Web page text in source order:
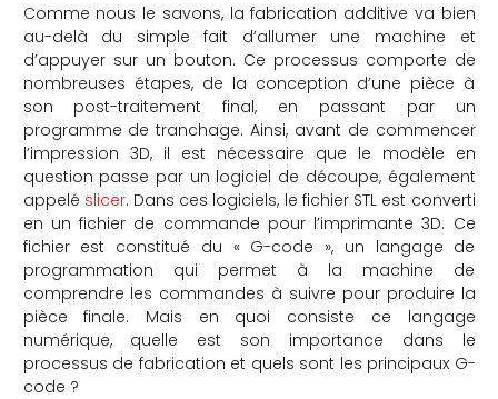
Comme nous le savons, la fabrication additive va bien
au-delà du simple fait d’allumer une machine et
d’appuyer sur un bouton. Ce processus comporte de
nombreuses étapes, de la conception d’une pièce à
son post-traitement final, en passant par un
programme de tranchage. Ainsi, avant de commencer
l’impression 3D, il est nécessaire que le modèle en
question passe par un logiciel de découpe, également
appelé slicer. Dans ces logiciels, le fichier STL est converti
en un fichier de commande pour l’imprimante 3D. Ce
fichier est constitué du « G-code », un langage de
programmation qui permet à la machine de
comprendre les commandes à suivre pour produire la
pièce finale. Mais en quoi consiste ce langage
numérique, quelle est son importance dans le
processus de fabrication et quels sont les principaux G-
code ?